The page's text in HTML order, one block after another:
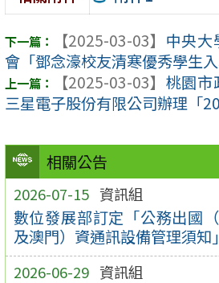
相關公告
2026-07-15 資訊組
數位發展部訂定「公務出國
及澳門）資通訊設備管理須知」
2026-06-29 資訊組
【2025-03-03】 中央大
會「鄧念濠校友清寒優秀學生
【2025-03-03】 桃園市
三星電子股份有限公司辦理「